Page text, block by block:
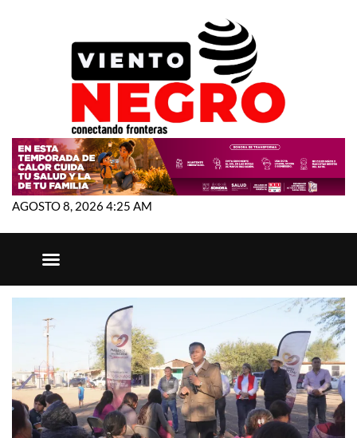
AGOSTO 8, 2026 4:25 AM